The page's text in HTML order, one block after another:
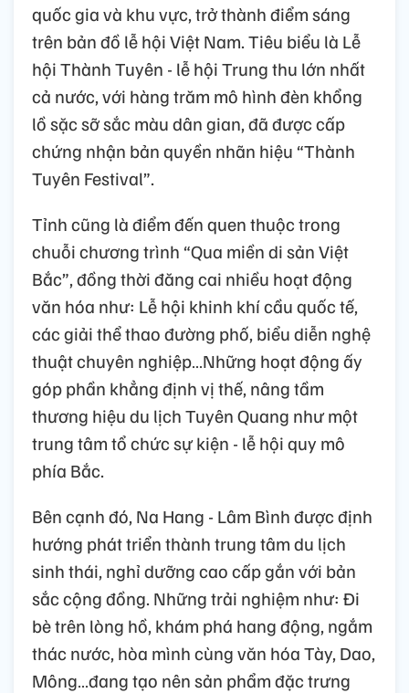
quốc gia và khu vực, trở thành điểm sáng
trên bản đồ lễ hội Việt Nam. Tiêu biểu là Lễ
hội Thành Tuyên - lễ hội Trung thu lớn nhất
cả nước, với hàng trăm mô hình đèn khổng
lồ sặc sỡ sắc màu dân gian, đã được cấp
chứng nhận bản quyền nhãn hiệu “Thành
Tuyên Festival”.
Tỉnh cũng là điểm đến quen thuộc trong
chuỗi chương trình “Qua miền di sản Việt
Bắc”, đồng thời đăng cai nhiều hoạt động
văn hóa như: Lễ hội khinh khí cầu quốc tế,
các giải thể thao đường phố, biểu diễn nghệ
thuật chuyên nghiệp…Những hoạt động ấy
góp phần khẳng định vị thế, nâng tầm
thương hiệu du lịch Tuyên Quang như một
trung tâm tổ chức sự kiện - lễ hội quy mô
phía Bắc.
Bên cạnh đó, Na Hang - Lâm Bình được định
hướng phát triển thành trung tâm du lịch
sinh thái, nghỉ dưỡng cao cấp gắn với bản
sắc cộng đồng. Những trải nghiệm như: Đi
bè trên lòng hồ, khám phá hang động, ngắm
thác nước, hòa mình cùng văn hóa Tày, Dao,
Mông…đang tạo nên sản phẩm đặc trưng